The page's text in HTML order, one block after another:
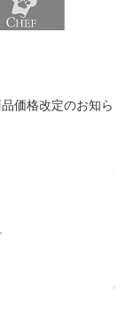
価格改定のお知ら